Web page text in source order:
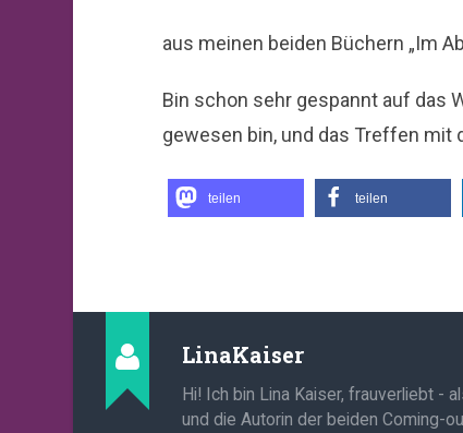
aus meinen beiden Büchern „Im
Bin schon sehr gespannt auf das
gewesen bin, und das Treffen mit
teilen teilen
LinaKaiser
Hi! Ich bin Lina Kaiser, frauverliebt -
und die Autorin der beiden Coming-